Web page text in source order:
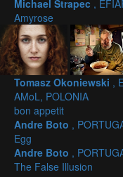
Michael Strapec ,
Amyrose
Tomasz Okoniewski ,
AMoL, POLONIA
bon appetit
Andre Boto ,
Egg
Andre Boto ,
The False Illusion